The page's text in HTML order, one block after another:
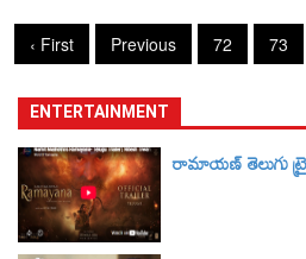
‹ First Previous 72 73
ENTERTAINMENT
రామాయణ్ తెలుగు